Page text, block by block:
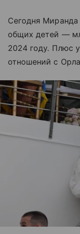
Сегодня
общих детей —
2024 году. Плюс
отношений с